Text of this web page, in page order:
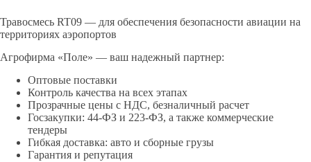
Травосмесь RT09 — для обеспечения безопасности авиации на
территориях аэропортов
Агрофирма «Поле» — ваш надежный партнер:
Оптовые поставки
Контроль качества на всех этапах
Прозрачные цены с НДС, безналичный расчет
Госзакупки: 44-ФЗ и 223-ФЗ, а также коммерческие
тендеры
Гибкая доставка: авто и сборные грузы
Гарантия и репутация